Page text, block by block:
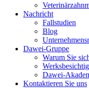
Nachricht
Fallstudien
Blog
Dawei-Gruppe
Warum Sie
Dawei-
Kontaktieren Sie uns